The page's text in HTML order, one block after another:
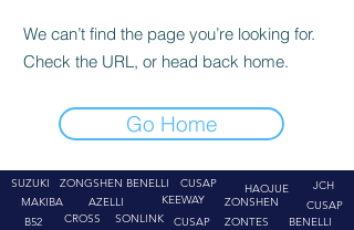
We can’t find the page you’re looking for.
Check the URL, or head back home.
Go Home
SUZUKI
ZONGSHEN
MAKIBA
AZELLI
BENELLI
CUSAP
KEEWAY
B52
CROSS SONLINK CUSAP
HAOJUE
JCH
ZONSHEN
ZONTES
CUSAP
BENELLI